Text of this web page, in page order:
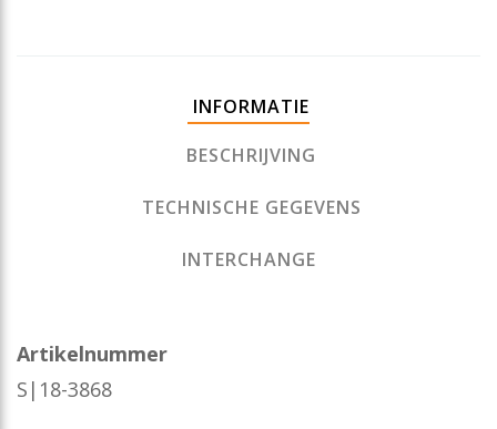
INFORMATIE
BESCHRIJVING
TECHNISCHE GEGEVENS
INTERCHANGE
Artikelnummer
S|18-3868